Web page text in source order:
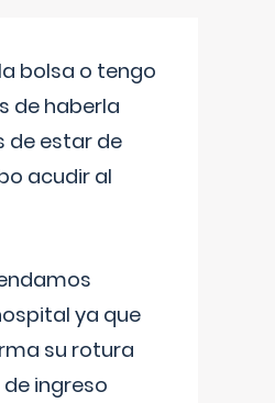
bolsa o tengo
de haberla
de estar de
acudir al
ya que
su rotura
ingreso